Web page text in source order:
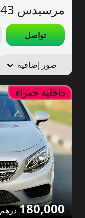
مرسيدس C43 للبيع
تواصل
صور إضافية
داخلية حمراء
180,000